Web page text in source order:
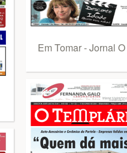
Em Tomar - Jornal